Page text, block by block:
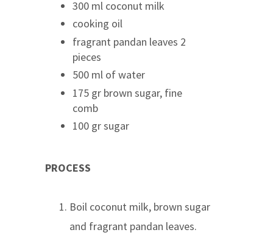
300 ml coconut milk
cooking oil
fragrant pandan leaves 2
pieces
500 ml of water
175 gr brown sugar, fine
comb
100 gr sugar
PROCESS
Boil coconut milk, brown sugar
and fragrant pandan leaves.